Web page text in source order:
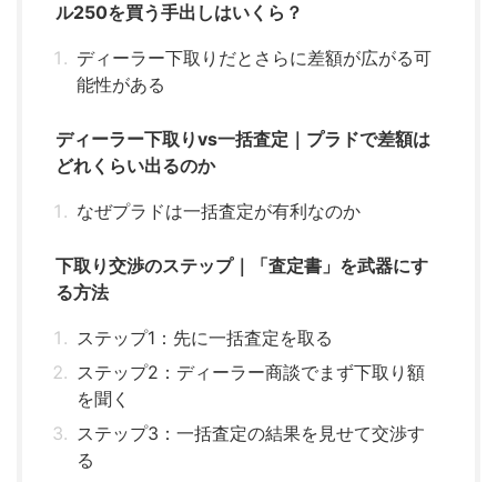
ル250を買う手出しはいくら？
ディーラー下取りだとさらに差額が広がる可
能性がある
ディーラー下取りvs一括査定｜プラドで差額は
どれくらい出るのか
なぜプラドは一括査定が有利なのか
下取り交渉のステップ｜「査定書」を武器にす
る方法
ステップ1：先に一括査定を取る
ステップ2：ディーラー商談でまず下取り額
を聞く
ステップ3：一括査定の結果を見せて交渉す
る